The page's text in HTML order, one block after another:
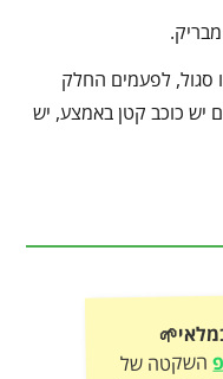
סגול, לפעמים החלק
יש כוכב קטן באמצע, יש
השקטה של
אורגניקו וקבלו עדכונים לפני כולם – על